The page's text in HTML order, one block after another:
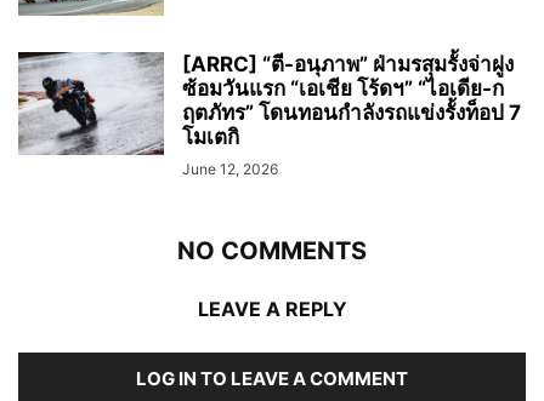
[ARRC] “ตี-อนุภาพ” ฝ่ามรสุมรั้งจ่าฝูง
ซ้อมวันแรก “เอเชีย โร้ดฯ” “ไอเดีย-ก
ฤตภัทร” โดนทอนกำลังรถแข่งรั้งท็อป 7
โมเตกิ
June 12, 2026
NO COMMENTS
LEAVE A REPLY
LOG IN TO LEAVE A COMMENT